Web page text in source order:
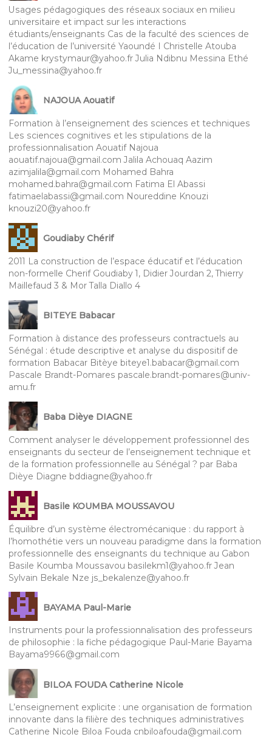
Usages pédagogiques des réseaux sociaux en milieu
universitaire et impact sur les interactions
étudiants/enseignants Cas de la faculté des sciences de
l’éducation de l’université Yaoundé I Christelle Atouba
Akame krystymaur@yahoo.fr Julia Ndibnu Messina Ethé
Ju_messina@yahoo.fr
NAJOUA Aouatif
Formation à l’enseignement des sciences et techniques
Les sciences cognitives et les stipulations de la
professionnalisation Aouatif Najoua
aouatif.najoua@gmail.com Jalila Achouaq Aazim
azimjalila@gmail.com Mohamed Bahra
mohamed.bahra@gmail.com Fatima El Abassi
fatimaelabassi@gmail.com Noureddine Knouzi
knouzi20@yahoo.fr
Goudiaby Chérif
2011 La construction de l’espace éducatif et l’éducation
non-formelle Cherif Goudiaby 1, Didier Jourdan 2, Thierry
Maillefaud 3 & Mor Talla Diallo 4
BITEYE Babacar
Formation à distance des professeurs contractuels au
Sénégal : étude descriptive et analyse du dispositif de
formation Babacar Bitèye biteye1.babacar@gmail.com
Pascale Brandt-Pomares pascale.brandt-pomares@univ-
amu.fr
Baba Dièye DIAGNE
Comment analyser le développement professionnel des
enseignants du secteur de l’enseignement technique et
de la formation professionnelle au Sénégal ? par Baba
Dièye Diagne bddiagne@yahoo.fr
Basile KOUMBA MOUSSAVOU
Équilibre d’un système électromécanique : du rapport à
l’homothétie vers un nouveau paradigme dans la formation
professionnelle des enseignants du technique au Gabon
Basile Koumba Moussavou basilekm1@yahoo.fr Jean
Sylvain Bekale Nze js_bekalenze@yahoo.fr
BAYAMA Paul-Marie
Instruments pour la professionnalisation des professeurs
de philosophie : la fiche pédagogique Paul-Marie Bayama
Bayama9966@gmail.com
BILOA FOUDA Catherine Nicole
L’enseignement explicite : une organisation de formation
innovante dans la filière des techniques administratives
Catherine Nicole Biloa Fouda cnbiloafouda@gmail.com